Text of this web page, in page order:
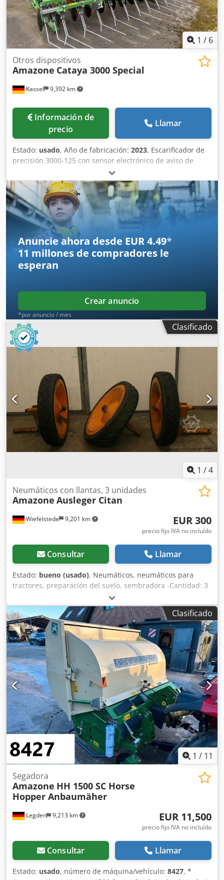
1 / 6
Kassel 9,392 km
Otros dispositivos
Amazone Cataya 3000 Special
Información de
precio
Llamar
Estado: usado, Año de fabricación: 2023, Escarificador de
precisión 3000-125 con sensor electrónico de aviso de
vacío, marcador de huellas 3000 ISOBUS / Cataya Special
con sensor de radar internacional, con sistema electrónico
de apertura/cierre de filas de paso de rueda / soporte de
estacionamiento ----- CombiDisc 3000 con sección de
discos finos / dentados y rodillo de anillos de cuña.
Crodpfstt Adaox Ahtof
Anuncie ahora desde EUR 4.49*
11 millones de compradores le
esperan
Crear anuncio
*por anuncio / mes
Clasificado
1 /4
Wiefelstede 9,201 km
Neumáticos con llantas, 3 unidades
Amazone Ausleger Citan
EUR 300
precio fijo IVA no incluído
Consultar Llamar
Estado: bueno (usado), Neumáticos, neumáticos para
tractores, preparación del suelo, sembradora -Cantidad: 3
neumáticos de una sembradora Amazone -Tamaño del
neumático -Buje: Ø 40 mm -Dimensión: Ø 750 -Precio total:
por los 3 neumáticos -Peso: 51 kg/unidad Crjdeb A E Ufjpfx
Ahtjf
Clasificado
1 / 11
Legden 9,213 km
Segadora
Amazone HH 1500 SC Horse
Hopper Anbaumäher
EUR 11,500
precio fijo IVA no incluído
Consultar Llamar
Estado: usado, número de máquina/vehículo: 8427, *